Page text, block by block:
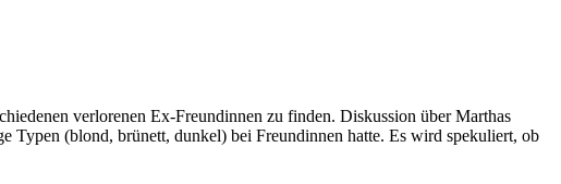
verlorenen Ex-Freundinnen zu finden. Diskussion über Marthas
Typen (blond, brünett, dunkel) bei Freundinnen hatte. Es wird spekuliert, ob